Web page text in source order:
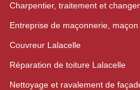
Charpentier, traitement et
Entreprise de maçonnerie,
Couvreur Lalacelle
Réparation de toiture Lalacelle
Nettoyage et ravalement de